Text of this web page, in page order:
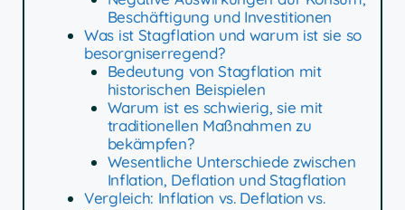
Beschäftigung und Investitionen
Was ist Stagflation und warum ist sie so
besorgniserregend?
Bedeutung von Stagflation mit
historischen Beispielen
Warum ist es schwierig, sie mit
traditionellen Maßnahmen zu
bekämpfen?
Wesentliche Unterschiede zwischen
Inflation, Deflation und Stagflation
Vergleich: Inflation vs. Deflation vs.